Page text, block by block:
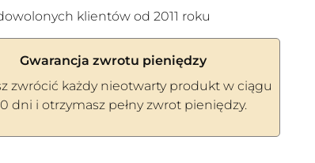
klientów od 2011 roku
Gwarancja zwrotu pieniędzy
zwrócić każdy nieotwarty produkt w ciągu
dni i otrzymasz pełny zwrot pieniędzy.